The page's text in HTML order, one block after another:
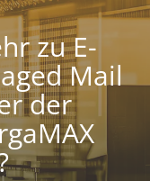
zu E-
Mail
der